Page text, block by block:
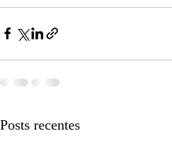
Posts recentes